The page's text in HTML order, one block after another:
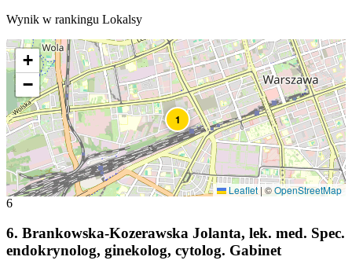
Wynik w rankingu Lokalsy
1
+
−
Leaflet | ©OpenStreetMap
6
6. Brankowska-Kozerawska Jolanta, lek. med. Spec.
endokrynolog, ginekolog, cytolog. Gabinet